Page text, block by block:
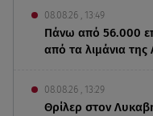
08.08.26 , 13:49
Πάνω από 56.000
από τα λιμάνια της
08.08.26 , 13:29
Θρίλερ στον